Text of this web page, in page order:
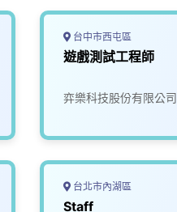
台中市西屯區
遊戲測試工程師
弈樂科技股份有限公司
台北市內湖區
Staff